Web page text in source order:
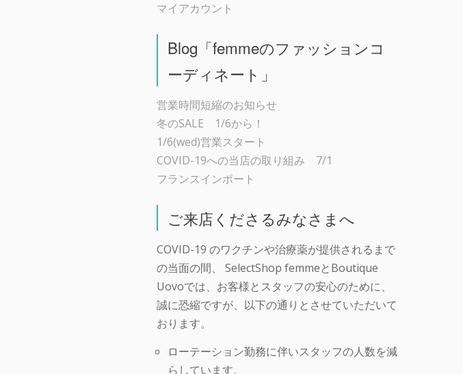
マイアカウント
Blog「femmeのファッションコ
ーディネート」
営業時間短縮のお知らせ
冬のSALE 1/6から！
1/6(wed)営業スタート
COVID-19への当店の取り組み 7/1
フランスインポート
ご来店くださるみなさまへ
COVID-19 のワクチンや治療薬が提供されるまで
の当面の間、 SelectShop femmeとBoutique
Uovoでは、お客様とスタッフの安心のために、
誠に恐縮ですが、以下の通りとさせていただいて
おります。
ローテーション勤務に伴いスタッフの人数を減
らしています。